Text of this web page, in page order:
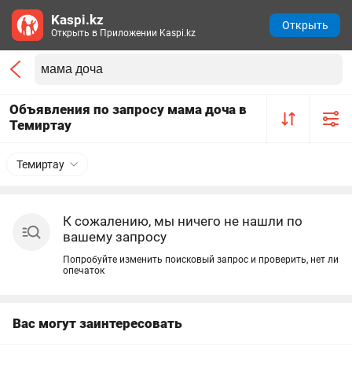
Объявления по запросу мама доча в
Темиртау
Темиртау
К сожалению, мы ничего не нашли по
вашему запросу
Попробуйте изменить поисковый запрос и проверить, нет ли
опечаток
Вас могут заинтересовать
Kaspi.kz
Открыть в Приложении Kaspi.kz
Открыть